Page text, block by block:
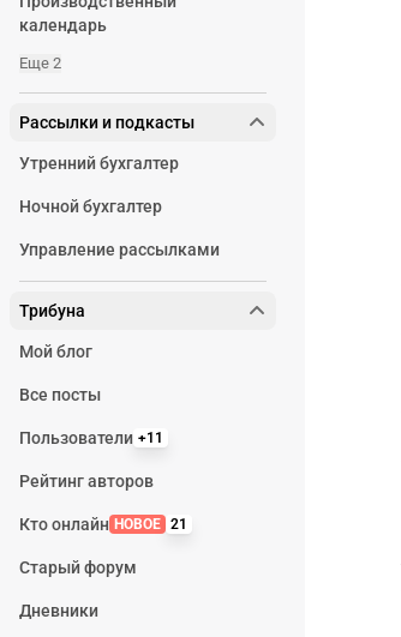
календарь
Еще 2
Рассылки и подкасты
Утренний бухгалтер
Ночной бухгалтер
Управление рассылками
Трибуна
Мой блог
Все посты
Пользователи +11
Рейтинг авторов
Кто онлайн НОВОЕ 21
Старый форум
Дневники